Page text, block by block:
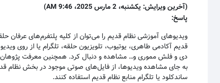
(آخرین ویرایش: یکشنبه، 2 مارس 2025، 9:46 AM)
پاسخ:
ویدیوهای آموزشی نظام قدیم را می‌توان از کلیه پلتفرم‌های عرفان
قدیم آکادمی طاهری، یوتیوب، تلویزیون حلقه، تلگرام یا از روی
دی و فلش مموری و… مشاهده و‌ دنبال کرد. همچنین معرفت پژوهان
به جای مشاهده ویدیوها، از فایل‌های صوتی موجود در بخش نظام
ساندکلود یا تلگرام منابع نظام قدیم استفاده کنند.